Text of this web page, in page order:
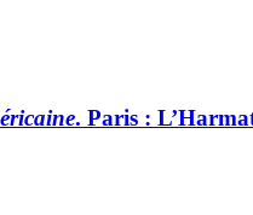
. Paris :